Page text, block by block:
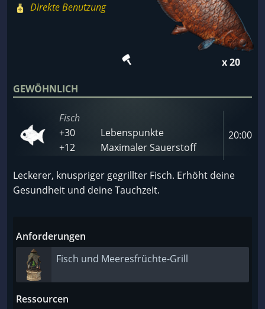
Direkte Benutzung
x 20
GEWÖHNLICH
Fisch
+30
Lebenspunkte
+12
Maximaler Sauerstoff
20:00
Leckerer, knuspriger gegrillter Fisch. Erhöht deine
Gesundheit und deine Tauchzeit.
Anforderungen
Fisch und Meeresfrüchte-Grill
Ressourcen